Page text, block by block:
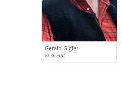
Gerald Gigler
© Streibl